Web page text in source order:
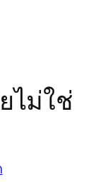
ไม่ใช่